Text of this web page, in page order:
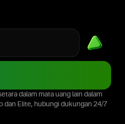
dalam mata uang lain dalam
dan Elite, hubungi dukungan 24/7